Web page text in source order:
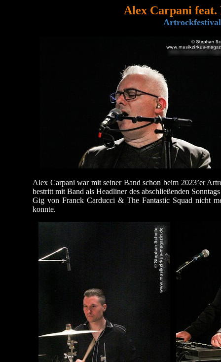
Alex Carpani feat.
Alex Carpani war mit seiner Band schon beim 2023’er
bestritt mit Band als Headliner des abschließenden
Gig von Franck Carducci & The Fantastic Squad nicht
konnte.